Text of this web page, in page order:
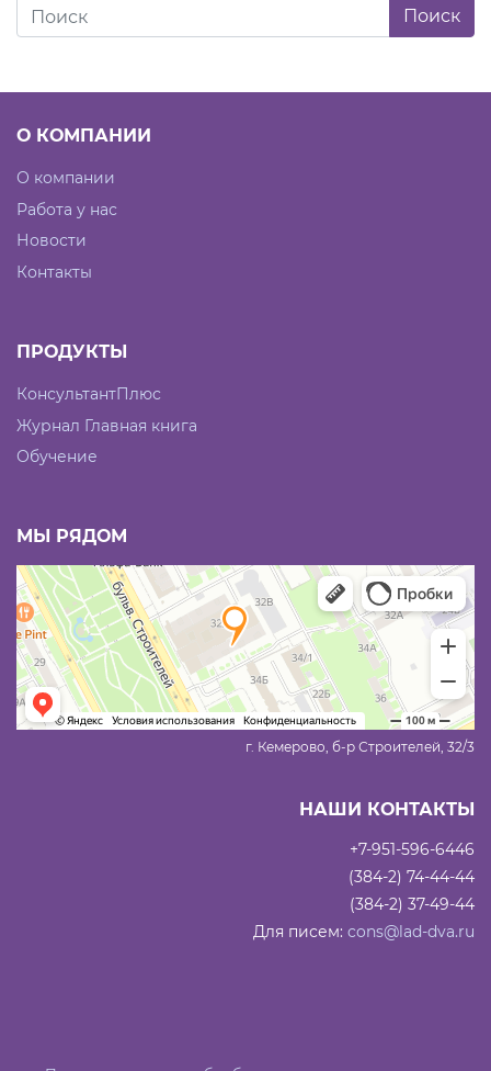
О КОМПАНИИ
О компании
Работа у нас
Новости
Контакты
ПРОДУКТЫ
КонсультантПлюс
Журнал Главная книга
Обучение
МЫ РЯДОМ
г. Кемерово, б-р Строителей, 32/3
НАШИ КОНТАКТЫ
+7-951-596-6446
(384-2) 74-44-44
(384-2) 37-49-44
Для писем: cons@lad-dva.ru